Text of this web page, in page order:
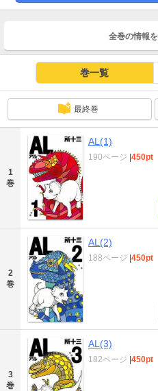
全巻の情報を
巻一覧
最終巻
1
巻
AL(1)
190ページ |450pt
2
巻
AL(2)
188ページ |450pt
3
巻
AL(3)
182ページ |450pt